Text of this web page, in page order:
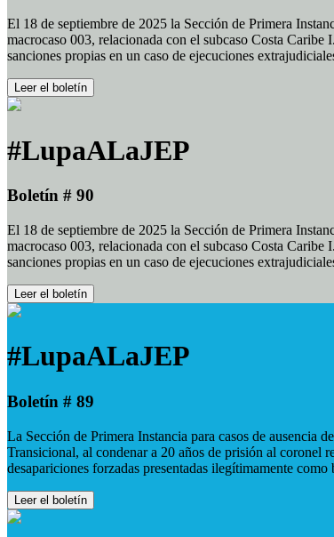
El 18 de septiembre de 2025 la Sección de Primera
macrocaso 003, relacionada con el subcaso Costa
sanciones propias en un caso de ejecuciones
Leer el boletín
#LupaALaJEP
Boletín # 90
El 18 de septiembre de 2025 la Sección de Primera
macrocaso 003, relacionada con el subcaso Costa
sanciones propias en un caso de ejecuciones
Leer el boletín
#LupaALaJEP
Boletín # 89
La Sección de Primera Instancia para casos de ausencia
Transicional, al condenar a 20 años de prisión al coronel
desapariciones forzadas presentadas ilegítimamente como
Leer el boletín